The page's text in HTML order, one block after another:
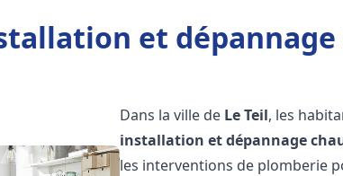
et dépannage
Dans la ville de Le Teil, les
installation et dépannage
les interventions de plomberie